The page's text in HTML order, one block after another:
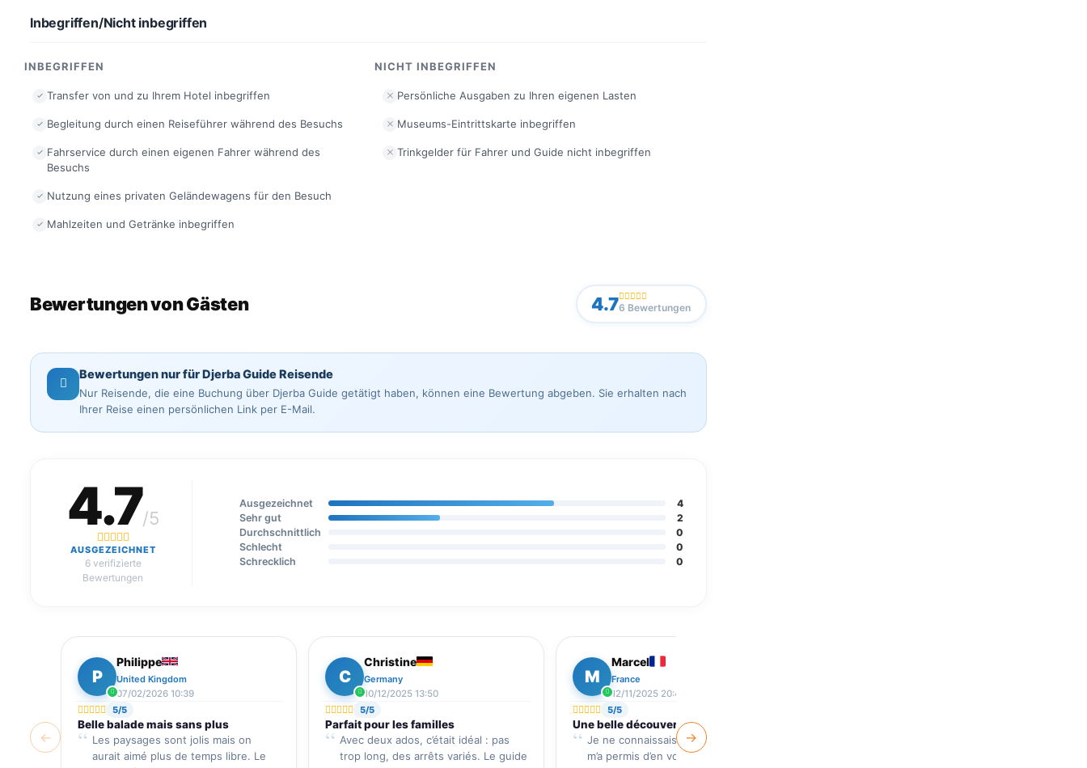
Inbegriffen/Nicht inbegriffen
INBEGRIFFEN
Transfer von und zu Ihrem Hotel inbegriffen
Begleitung durch einen Reiseführer während des Besuchs
Fahrservice durch einen eigenen Fahrer während des
Besuchs
Nutzung eines privaten Geländewagens für den Besuch
Mahlzeiten und Getränke inbegriffen
NICHT INBEGRIFFEN
Persönliche Ausgaben zu Ihren eigenen Lasten
Museums-Eintrittskarte inbegriffen
Trinkgelder für Fahrer und Guide nicht inbegriffen
Bewertungen von Gästen 4.76 Bewertungen
Bewertungen nur für Djerba Guide Reisende
Nur Reisende, die eine Buchung über Djerba Guide getätigt haben, können eine Bewertung abgeben. Sie erhalten nach
Ihrer Reise einen persönlichen Link per E-Mail.
4.7/5
AUSGEZEICHNET
6 verifizierte
Bewertungen
Ausgezeichnet
4
Sehr gut
2
Durchschnittlich
0
Schlecht
0
Schrecklich
0
←
P
Philippe
United Kingdom
07/02/2026 10:39
5/5
Belle balade mais sans plus
Les paysages sont jolis mais on
aurait aimé plus de temps libre. Le
C
Christine
Germany
10/12/2025 13:50
5/5
Parfait pour les familles
Avec deux ados, c’était idéal : pas
trop long, des arrêts variés. Le guide
M
Marcel
France
12/11/2025 20:47
5/5
Une belle découverte
Je ne connaissais pas l’île, ce tour
m’a permis d’en voir les essentiels.
→